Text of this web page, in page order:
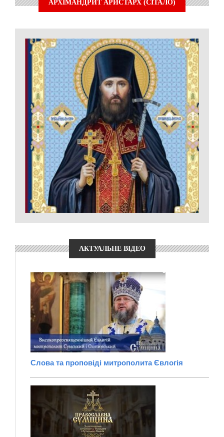
АРХІМАНДРИТ АРИСТАРХ (СІТАЛО)
АКТУАЛЬНЕ ВІДЕО
Слова та проповіді митрополита Євлогія